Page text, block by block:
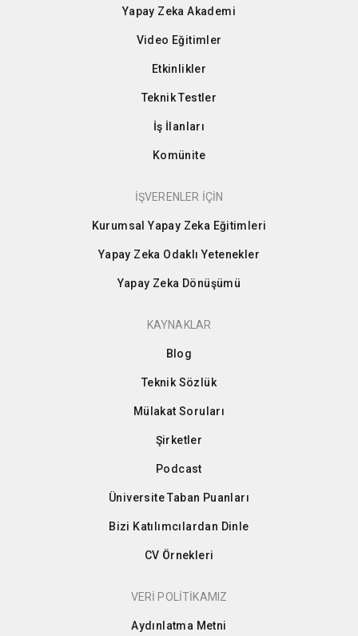
Yapay Zeka Akademi
Video Eğitimler
Etkinlikler
Teknik Testler
İş İlanları
Komünite
İŞVERENLER İÇİN
Kurumsal Yapay Zeka Eğitimleri
Yapay Zeka Odaklı Yetenekler
Yapay Zeka Dönüşümü
KAYNAKLAR
Blog
Teknik Sözlük
Mülakat Soruları
Şirketler
Podcast
Üniversite Taban Puanları
Bizi Katılımcılardan Dinle
CV Örnekleri
VERİ POLİTİKAMIZ
Aydınlatma Metni